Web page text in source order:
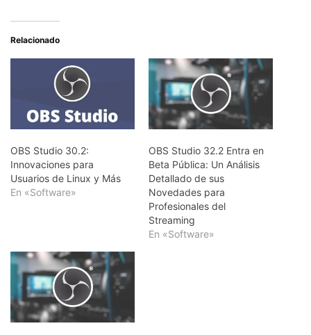
Relacionado
OBS Studio 30.2:
Innovaciones para
Usuarios de Linux y Más
En «Software»
OBS Studio 32.2 Entra en
Beta Pública: Un Análisis
Detallado de sus
Novedades para
Profesionales del
Streaming
En «Software»